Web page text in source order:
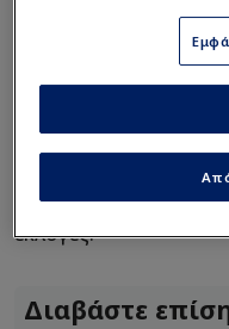
υπόλοιποι
ψιθυρίζεται τόσο
Μαξίμου. Ακόμη
της κυβέρνησης. Το
δημοσιογράφου,
newsit.gr μαρτυρά
κυβέρνησης. Το
εκλογές.
Διαβάστε